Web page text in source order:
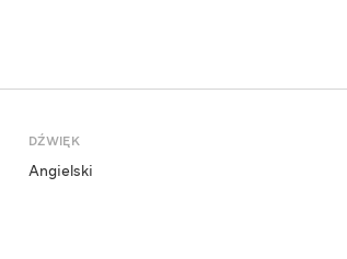
DŹWIĘK
Angielski